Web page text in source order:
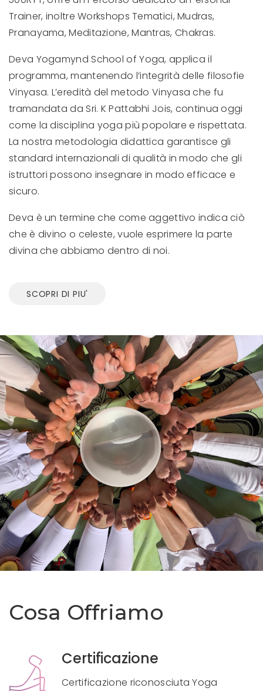
Trainer, inoltre Workshops Tematici, Mudras,
Pranayama, Meditazione, Mantras, Chakras.
Deva Yogamynd School of Yoga, applica il
programma, mantenendo l’integrità delle filosofie
Vinyasa. L’eredità del metodo Vinyasa che fu
tramandata da Sri. K Pattabhi Jois, continua oggi
come la disciplina yoga più popolare e rispettata.
La nostra metodologia didattica garantisce gli
standard internazionali di qualità in modo che gli
istruttori possono insegnare in modo efficace e
sicuro.
Deva è un termine che come aggettivo indica ciò
che è divino o celeste, vuole esprimere la parte
divina che abbiamo dentro di noi.
SCOPRI DI PIU'
Cosa Offriamo
Certificazione
Certificazione riconosciuta Yoga